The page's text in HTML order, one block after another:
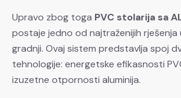
Upravo zbog toga PVC stolarija sa
postaje jedno od najtraženijih rješenja
gradnji. Ovaj sistem predstavlja spoj
tehnologije: energetske efikasnosti
izuzetne otpornosti aluminija.